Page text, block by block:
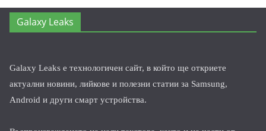
Galaxy Leaks
Galaxy Leaks е технологичен сайт, в който ще откриете
актуални новини, лийкове и полезни статии за Samsung,
Android и други смарт устройства.